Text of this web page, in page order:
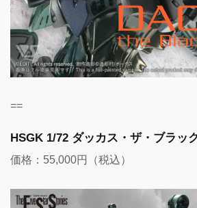
==
HSGK 1/72 ダッカス・ザ・ブラッ
価格：55,000円（税込）